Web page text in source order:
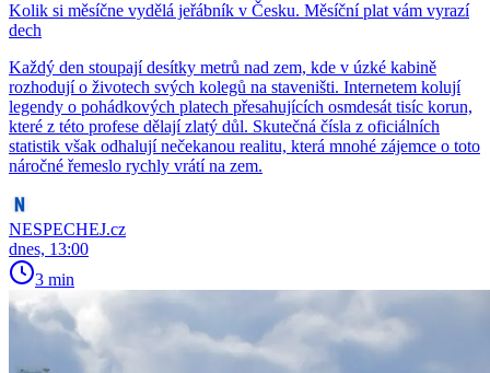
Kolik si měsíčne vydělá jeřábník v Česku. Měsíční plat vám vyrazí
dech
Každý den stoupají desítky metrů nad zem, kde v úzké kabině
rozhodují o životech svých kolegů na staveništi. Internetem kolují
legendy o pohádkových platech přesahujících osmdesát tisíc korun,
které z této profese dělají zlatý důl. Skutečná čísla z oficiálních
statistik však odhalují nečekanou realitu, která mnohé zájemce o toto
náročné řemeslo rychly vrátí na zem.
NESPECHEJ.cz
dnes, 13:00
3 min